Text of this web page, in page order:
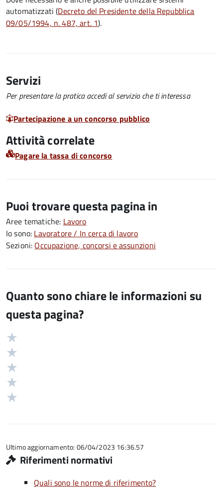
automatizzati (Decreto del Presidente della Repubblica
09/05/1994, n. 487, art. 1).
Servizi
Per presentare la pratica accedi al servizio che ti interessa
Partecipazione a un concorso pubblico
Attività correlate
Pagare la tassa di concorso
Puoi trovare questa pagina in
Aree tematiche: Lavoro
Io sono: Lavoratore / In cerca di lavoro
Sezioni: Occupazione, concorsi e assunzioni
Quanto sono chiare le informazioni su
questa pagina?
Valutazione
5
Ultimo aggiornamento: 06/04/2023 16:36.57
Riferimenti normativi
Quali sono le norme di riferimento?